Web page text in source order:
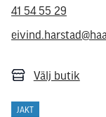
41 54 55 29
Välj butik
JAKT